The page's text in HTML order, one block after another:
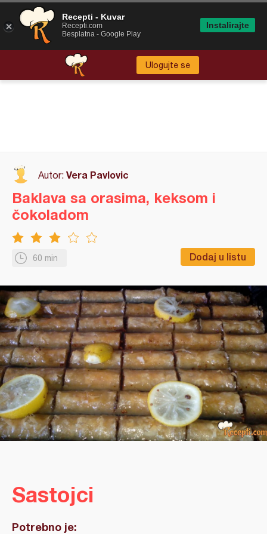
Ulogujte se
Autor: Vera Pavlovic
60 min Dodaj u listu
Baklava sa orasima, keksom i
čokoladom
Sastojci
Potrebno je:
Recepti - Kuvar
Recepti.com
Besplatna - Google Play
Instalirajte